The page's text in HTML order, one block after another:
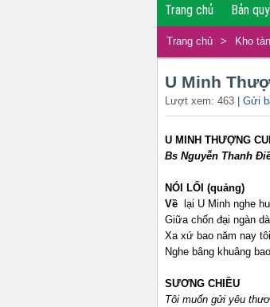
Trang chủ Bản
Trang chủ > Kho
U Minh
Lượt xem: 463 | Gửi
U MINH THƯỢNG
Bs Nguyễn Thanh
NÓI LỐI (quảng)
Về
lại U Minh nghe
Giữa chốn đại ngàn
Xa xứ bao năm nay
Nghe bâng khuâng
SƯƠNG CHIỀU
Tôi muốn gửi yêu